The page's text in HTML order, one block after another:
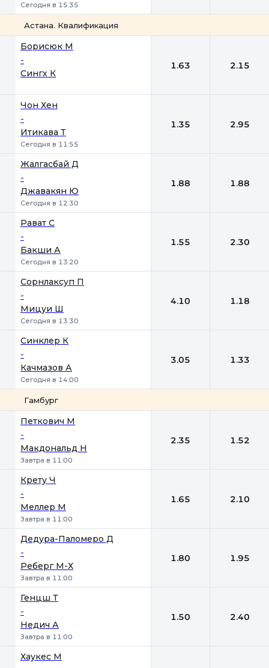
Сегодня в 15:35
Астана. Квалификация
Борисюк М
-
Сингх К
1.63 2.15
Чон Хен
-
Итикава Т
Сегодня в 11:55
1.35 2.95
Жалгасбай Д
-
Джавакян Ю
Сегодня в 12:30
1.88 1.88
Рават С
-
Бакши А
Сегодня в 13:20
1.55 2.30
Сорнлаксуп П
-
Мицуи Ш
Сегодня в 13:30
4.10 1.18
Синклер К
-
Качмазов А
Сегодня в 14:00
3.05 1.33
Гамбург
Петкович М
-
Макдональд Н
Завтра в 11:00
2.35 1.52
Крету Ч
-
Меллер М
Завтра в 11:00
1.65 2.10
Дедура-Паломеро Д
-
Реберг М-Х
Завтра в 11:00
1.80 1.95
Генцш Т
-
Недич А
Завтра в 11:00
1.50 2.40
Хаукес М